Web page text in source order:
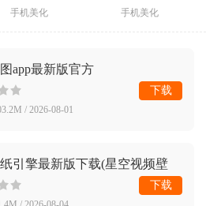
手机美化 手机美化
app最新版官方
/ 2026-08-01
下载
引擎最新版下载(星空视频壁
下载